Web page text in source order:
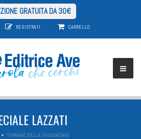
GRATUITA DA 30€
REGISTRATI CARRELLO
LAZZATI
TERMINE DELLA TASSONOMIA